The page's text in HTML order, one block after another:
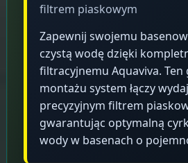
filtrem piaskowym
Zapewnij swojemu
czystą wodę dzięki
filtracyjnemu Aquaviva.
montażu system łączy
precyzyjnym filtrem
gwarantując optymalną
wody w basenach o